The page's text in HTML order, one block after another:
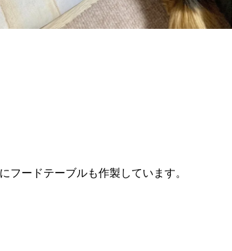
フードテーブルも作製しています。